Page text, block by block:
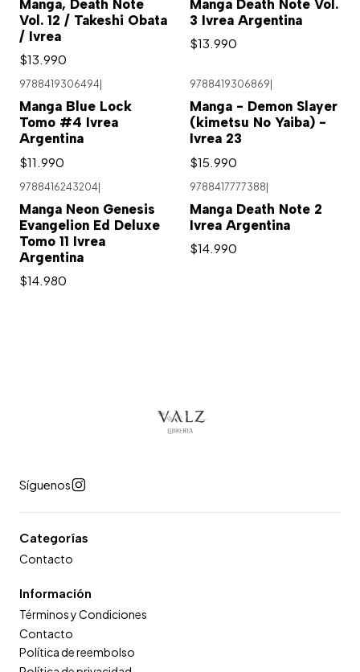
Manga, Death Note
Vol. 12 / Takeshi Obata
/ Ivrea
$13.990
Manga Death Note Vol.
3 Ivrea Argentina
$13.990
9788419306494
Manga Blue Lock
Tomo #4 Ivrea
Argentina
$11.990
9788419306869
Manga - Demon Slayer
(kimetsu No Yaiba) -
Ivrea 23
$15.990
9788416243204|
Manga Neon Genesis
Evangelion Ed Deluxe
Tomo 11 Ivrea
Argentina
$14.980
9788417777388|
Manga Death Note 2
Ivrea Argentina
$14.990
Síguenos
Categorías
Contacto
Información
Términos y Condiciones
Contacto
Política de reembolso